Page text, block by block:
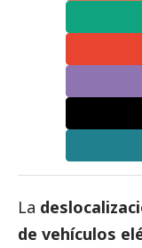
La
de vehículos